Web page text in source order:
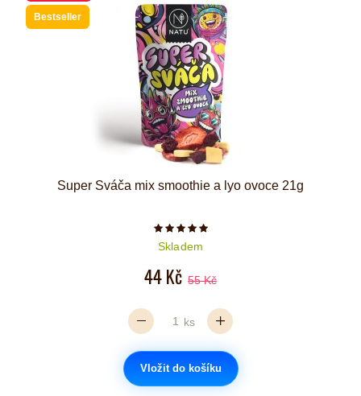
Bestseller
Super Sváča mix smoothie a lyo ovoce 21g
Počet hvězdiček je 5 z 5
Skladem
44 Kč 55 Kč
ks
Vložit do košíku